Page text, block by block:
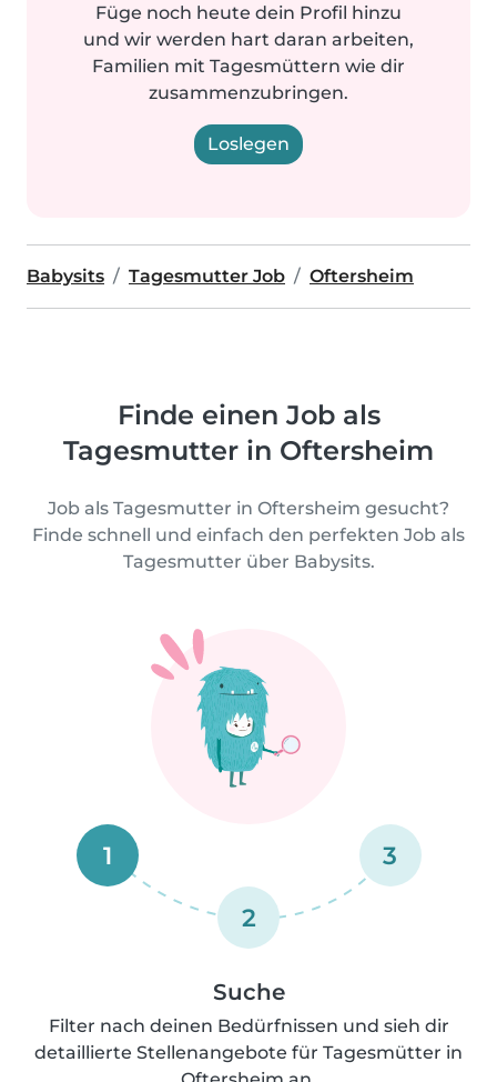
Füge noch heute dein Profil hinzu
und wir werden hart daran arbeiten,
Familien mit Tagesmüttern wie dir
zusammenzubringen.
Loslegen
Babysits Tagesmutter Job Oftersheim
Finde einen Job als
Tagesmutter in Oftersheim
Job als Tagesmutter in Oftersheim gesucht?
Finde schnell und einfach den perfekten Job als
Tagesmutter über Babysits.
1
2
3
Suche
Filter nach deinen Bedürfnissen und sieh dir
detaillierte Stellenangebote für Tagesmütter in